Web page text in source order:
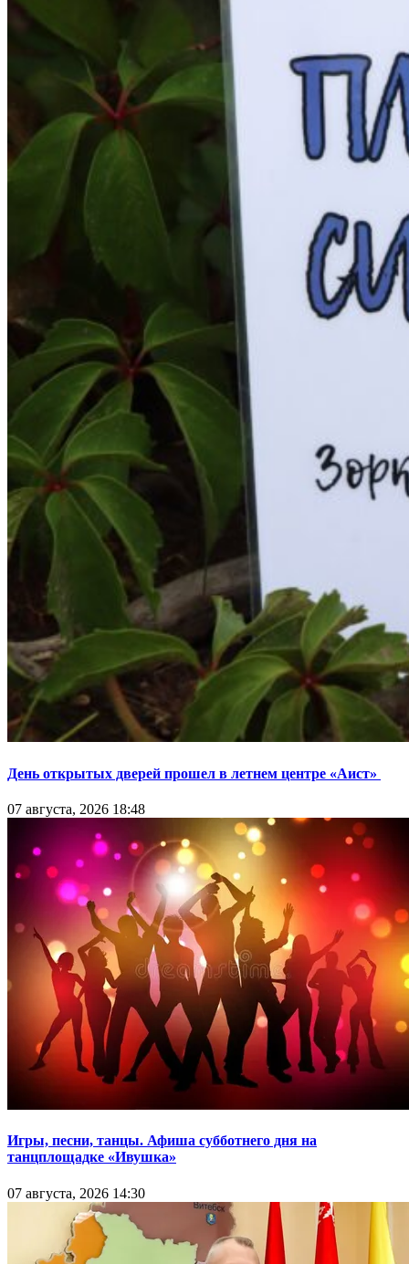
День открытых дверей прошел в летнем центре «Аист»
07 августа, 2026 18:48
Игры, песни, танцы. Афиша субботнего дня на
танцплощадке «Ивушка»
07 августа, 2026 14:30